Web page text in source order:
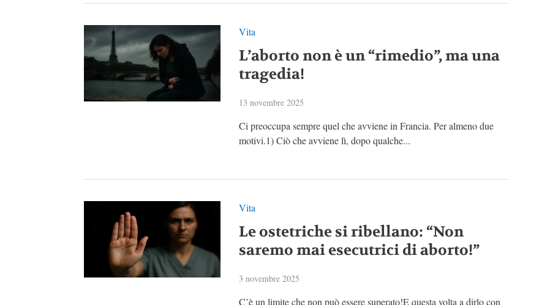
Vita
L’aborto non è un “rimedio”, ma una
tragedia!
13 novembre 2025
Ci preoccupa sempre quel che avviene in Francia. Per almeno due
motivi.1) Ciò che avviene lì, dopo qualche...
Vita
Le ostetriche si ribellano: “Non
saremo mai esecutrici di aborto!”
3 novembre 2025
C’è un limite che non può essere superato!E questa volta a dirlo con